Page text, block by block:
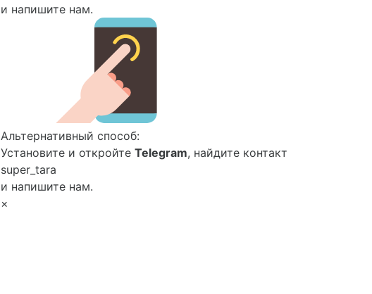
и напишите нам.
Альтернативный способ:
Установите и откройте Telegram, найдите контакт
super_tara
и напишите нам.
×